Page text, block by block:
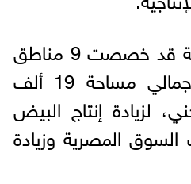
وكانت الدولة المصرية قد خصصت 9 مناطق
في 4 محافظات بإجمالي مساحة 19 ألف
لزيادة إنتاج البيض
السوق المصرية وزيادة